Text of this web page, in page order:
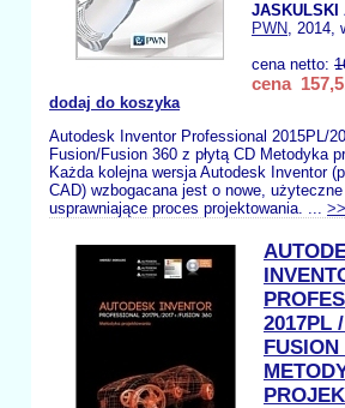
JASKULSKI
PWN, 2014,
cena netto:
cena
dodaj do koszyka
Autodesk Inventor Professional 2015PL/
Fusion/Fusion 360 z płytą CD Metodyka
Każda kolejna wersja Autodesk Inventor
CAD) wzbogacana jest o nowe,
usprawniające proces projektowania. ...
2017PL
FUSION